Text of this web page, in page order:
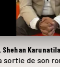
Shehan
sortie de son